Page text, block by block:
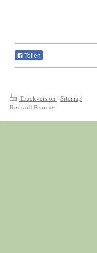
Teilen
Druckversion | Sitemap
Reitstall Brunner